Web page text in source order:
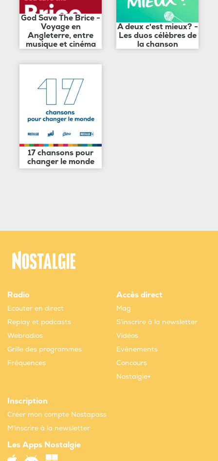
God Save The Brice -
Voyage en
Angleterre, entre
musique et cinéma
A deux c'est mieux? -
Les duos célèbres de
la chanson
17 chansons pour
changer le monde
Radio
Ecouter en direct
Replay et podcasts
Webradios
Grille des programmes
Fréquences
Accès direct
Mag
S'inscrire à la newsletter
Vidéos
Evènements
Concours
Nostalgie+
Inscription
Créer mon compte Nostapass
M'inscrire à la newsletter
Les Apps Nostalgie